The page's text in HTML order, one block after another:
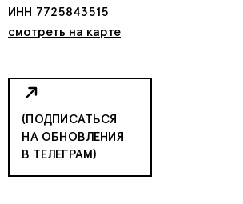
ИНН 7725843515
смотреть на карте
(ПОДПИСАТЬСЯ
НА ОБНОВЛЕНИЯ
В ТЕЛЕГРАМ)